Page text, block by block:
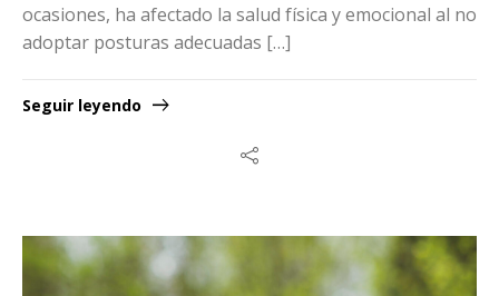
ocasiones, ha afectado la salud física y emocional al no
adoptar posturas adecuadas […]
Seguir leyendo